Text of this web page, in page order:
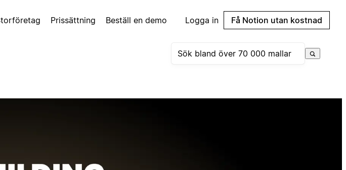
Prissättning Beställ en demo Logga in Få Notion utan kostnad